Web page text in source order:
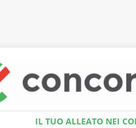
IL TUO ALLEATO NEI